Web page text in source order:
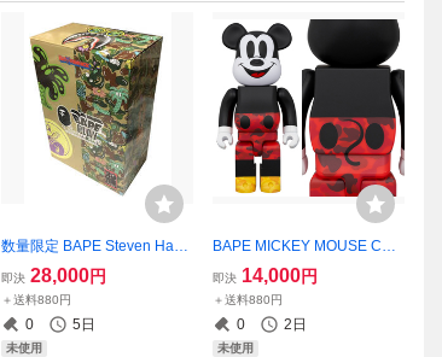
数量限定 BAPE Steven Harri
ngton SHARK グリーン 40
0%ベアブリック/未使用
即決 28,000円
＋送料880円
0 5日
未使用
BAPE MICKEY MOUSE Colo
r ver. 400%ベアブリック/未
使用
即決 14,000円
＋送料880円
0 2日
未使用